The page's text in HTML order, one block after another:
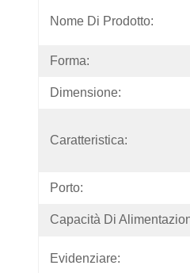
Nome Di Prodotto:
Forma:
Dimensione:
Caratteristica:
Porto:
Capacità Di
Evidenziare: